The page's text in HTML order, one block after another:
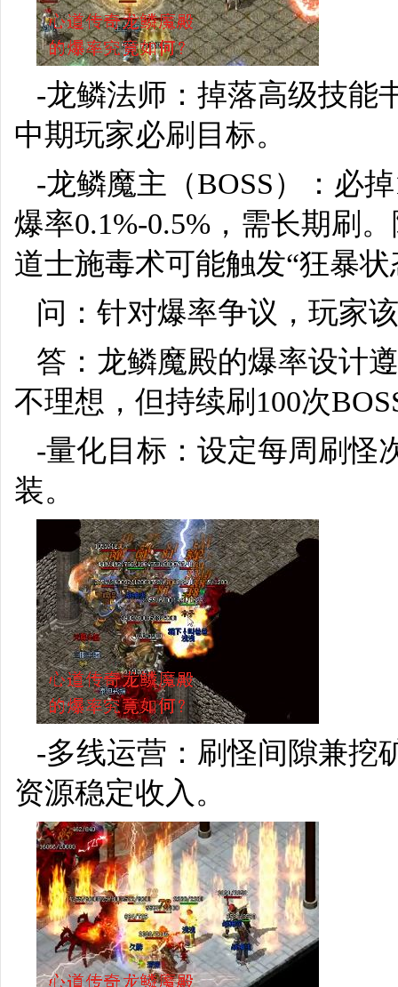
-龙鳞法师：掉落高级技能
中期玩家必刷目标。
-龙鳞魔主（BOSS）：必
爆率0.1%-0.5%，需长期刷
道士施毒术可能触发“狂暴
问：针对爆率争议，玩家
答：龙鳞魔殿的爆率设计
不理想，但持续刷100次
-量化目标：设定每周刷怪
装。
-多线运营：刷怪间隙兼挖
资源稳定收入。